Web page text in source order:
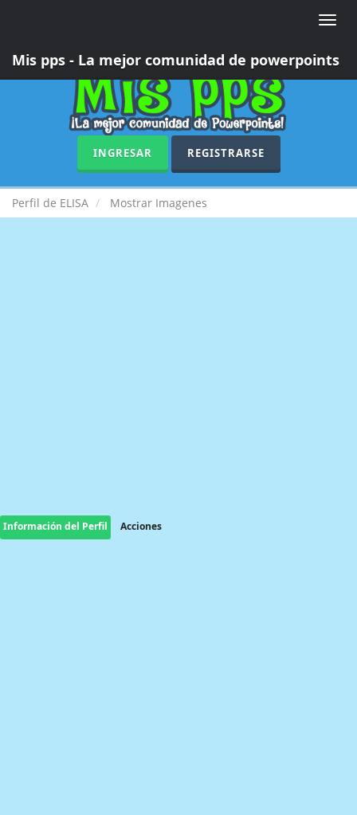
Toggle
Mis pps - La mejor comunidad de powerpoints
INGRESAR REGISTRARSE
Perfil de ELISA Mostrar Imagenes
Información del Perfil Acciones